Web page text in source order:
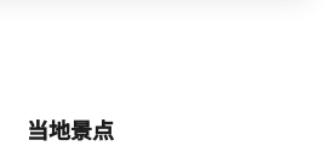
当地景点